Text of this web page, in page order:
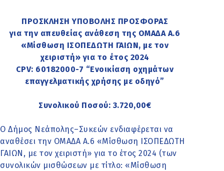
ΠΡΟΣΚΛΗΣΗ ΥΠΟΒΟΛΗΣ ΠΡΟΣΦΟΡΑΣ
για την απευθείας ανάθεση της ΟΜΑΔΑ Α.6
«Μίσθωση ΙΣΟΠΕΔΩΤΗ ΓΑΙΩΝ, με τον
χειριστή» για το έτος 2024
CPV: 60182000-7 “Ενοικίαση οχημάτων
επαγγελματικής χρήσης με οδηγό”
Συνολικού Ποσού: 3.720,00€
Ο Δήμος Νεάπολης–Συκεών ενδιαφέρεται να
αναθέσει την ΟΜΑΔΑ Α.6 «Μίσθωση ΙΣΟΠΕΔΩΤΗ
ΓΑΙΩΝ, με τον χειριστή» για το έτος 2024 (των
συνολικών μισθώσεων με τίτλο: «Μίσθωση